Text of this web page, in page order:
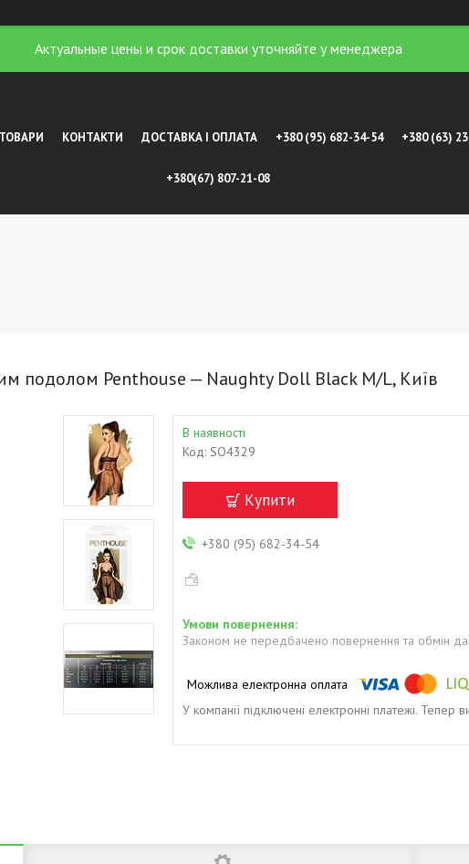
Актуальные цены и срок доставки уточняйте у менеджера
ТОВАРИ КОНТАКТИ ДОСТАВКА І ОПЛАТА +380 (95) 682-34-54 +380 (63)
+380(67) 807-21-08
подолом Penthouse — Naughty Doll Black M/L, Київ
В наявності
Код: SO4329
Купити
+380 (95) 682-34-54
Законом не передбачено повернення та обмін
У компанії підключені електронні платежі.